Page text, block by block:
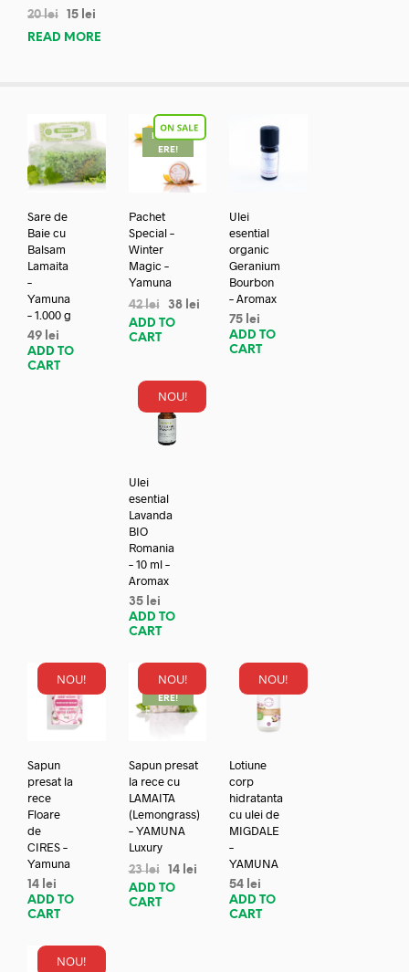
20lei 15 lei
READ MORE
Sare de
Baie cu
Balsam
Lamaita
–
Yamuna
– 1.000 g
49 lei
ADD TO
CART
REDUC
ERE!
Pachet
Special –
Winter
Magic –
Yamuna
42lei 38 lei
ADD TO
CART
Ulei
esential
organic
Geranium
Bourbon
– Aromax
75 lei
ADD TO
CART
NOU!
Ulei
esential
Lavanda
BIO
Romania
– 10 ml –
Aromax
35 lei
ADD TO
CART
NOU!
Sapun
presat la
rece
Floare
de
CIRES –
Yamuna
14 lei
ADD TO
CART
NOU!
REDUC
ERE!
Sapun presat
la rece cu
LAMAITA
(Lemongrass)
– YAMUNA
Luxury
23lei 14 lei
ADD TO
CART
NOU!
Lotiune
corp
hidratanta
cu ulei de
MIGDALE
–
YAMUNA
54 lei
ADD TO
CART
NOU!